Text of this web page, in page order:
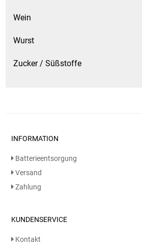
Wein
Wurst
Zucker / Süßstoffe
INFORMATION
Batterieentsorgung
Versand
Zahlung
KUNDENSERVICE
Kontakt